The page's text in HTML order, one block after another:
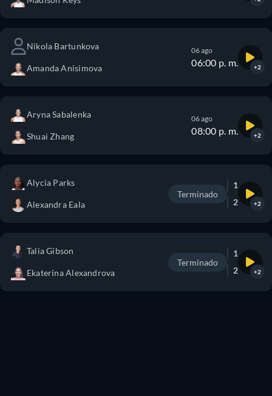
Nikola Bartunkova
Amanda Anisimova
06 ago
06:00 p. m. +2
Aryna Sabalenka
Shuai Zhang
06 ago
08:00 p. m. +2
Alycia Parks
Alexandra Eala
Terminado
1
2
+2
Talia Gibson
Ekaterina Alexandrova
Terminado
1
2
+2